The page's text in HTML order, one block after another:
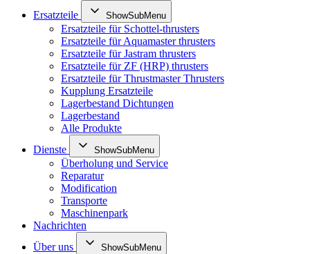
Ersatzteile
ShowSubMenu
Ersatzteile für Schottel-thrusters
Ersatzteile für Aquamaster thrusters
Ersatzteile für Jastram thrusters
Ersatzteile für ZF (HRP) thrusters
Ersatzteile für Thrustmaster Thrusters
Kupplung Ersatzteile
Lagerbestand Dichtungen
Lagerbestand
Alle Produkte
Dienste
ShowSubMenu
Überholung und Service
Reparatur
Modification
Transporte
Maschinenpark
Nachrichten
Über uns
ShowSubMenu